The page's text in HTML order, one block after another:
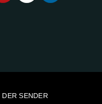
DER SENDER